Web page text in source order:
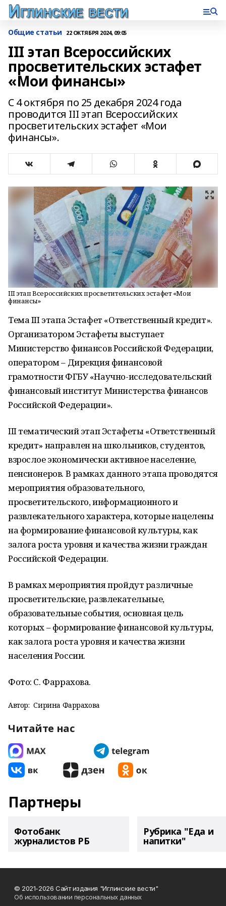
Общие статьи 22 ОКТЯБРЯ 2024, 09:05
III этап Всероссийских
просветительских эстафет
«Мои финансы»
С 4 октября по 25 декабря 2024 года
проводится III этап Всероссийских
просветительских эстафет «Мои
финансы».
III этап Всероссийских просветительских эстафет «Мои
финансы»
Тема III этапа Эстафет «Ответственный кредит».
Организатором Эстафеты выступает
Министерство финансов Российской Федерации,
оператором – Дирекция финансовой
грамотности ФГБУ «Научно-исследовательский
финансовый институт Министерства финансов
Российской Федерации».
III тематический этап Эстафеты «Ответственный
кредит» направлен на школьников, студентов,
взрослое экономически активное население,
пенсионеров. В рамках данного этапа проводятся
мероприятия образовательного,
просветительского, информационного и
развлекательного характера, которые нацелены
на формирование финансовой культуры, как
залога роста уровня и качества жизни граждан
Российской Федерации.
В рамках мероприятия пройдут различные
просветительские, развлекательные,
образовательные события, основная цель
которых – формирование финансовой культуры,
как залога роста уровня и качества жизни
населения России.
Фото: С. Фаррахова.
Автор: Сирина Фаррахова
Читайте нас
Партнеры
Фотобанк
журналистов РБ
Рубрика "Еда и
напитки"
© 2021-2026 Сайт издания "Иглинские вести"
Об использовании персональных данных